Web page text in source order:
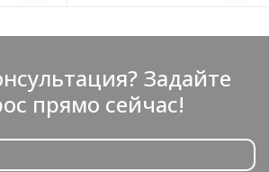
Задайте
прямо сейчас!